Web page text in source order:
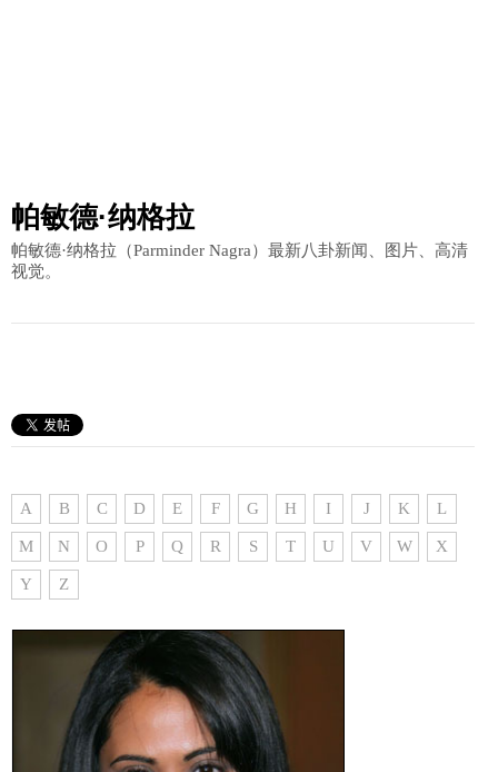
帕敏德·纳格拉
帕敏德·纳格拉（Parminder Nagra）最新八卦新闻、图片、高清
视觉。
A B C D E F G H I J K L
M N O P Q R S T U V W X
Y Z